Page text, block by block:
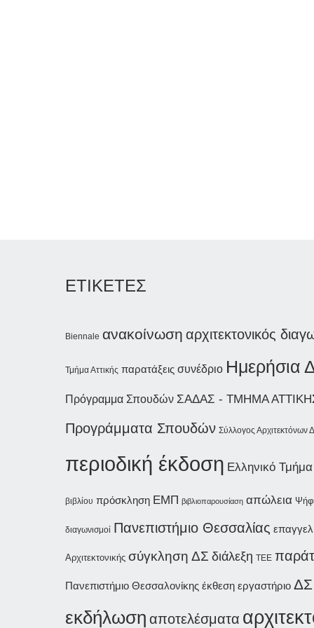
ΕΤΙΚΕΤΕΣ
Biennale ανακοίνωση αρχιτεκτονικός
Τμήμα Αττικής παρατάξεις συνέδριο Ημερήσια
Πρόγραμμα Σπουδών ΣΑΔΑΣ - ΤΜΗΜΑ
Προγράμματα Σπουδών Σύλλογος Αρχιτεκτόνων
περιοδική έκδοση Ελληνικό
βιβλίου πρόσκληση ΕΜΠ βιβλιοπαρουσίαση απώλεια
διαγωνισμοί Πανεπιστήμιο Θεσσαλίας
Αρχιτεκτονικής σύγκληση ΔΣ διάλεξη ΤΕΕ
Πανεπιστήμιο Θεσσαλονίκης έκθεση εργαστήριο
εκδήλωση αποτελέσματα